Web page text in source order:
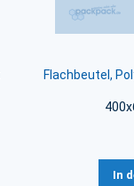
Flachbeutel,
In